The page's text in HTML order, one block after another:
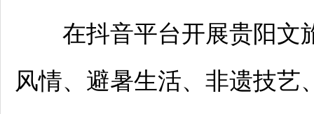
在抖音平台开展贵阳文
风情、避暑生活、非遗技艺